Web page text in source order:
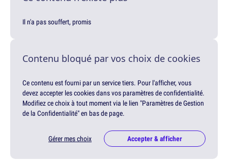
Il n'a pas souffert, promis
Contenu bloqué par vos choix de cookies
Ce contenu est fourni par un service tiers. Pour l'afficher, vous
devez accepter les cookies dans vos paramètres de confidentialité.
Modifiez ce choix à tout moment via le lien "Paramètres de Gestion
de la Confidentialité" en bas de page.
Gérer mes choix Accepter & afficher